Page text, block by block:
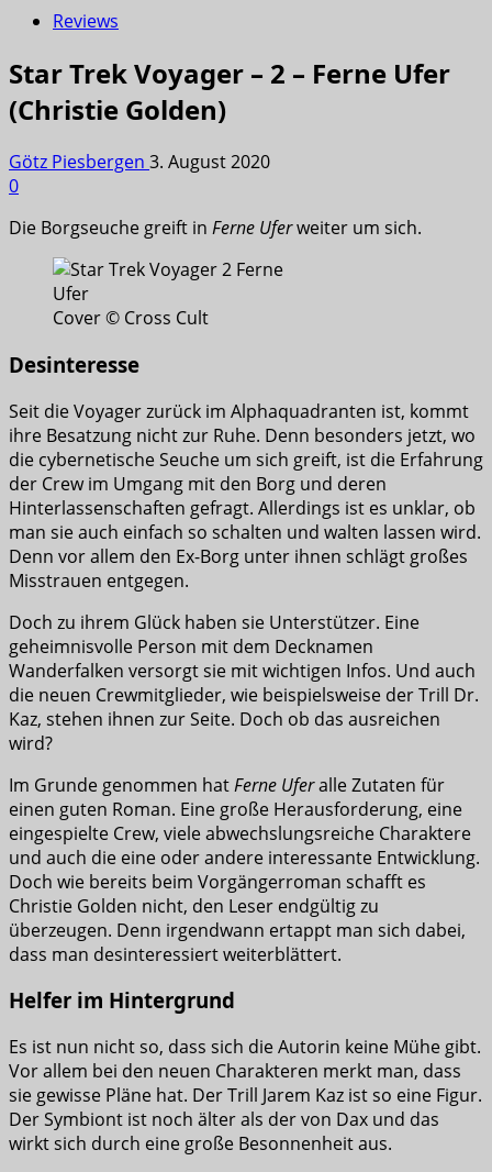
Reviews
Star Trek Voyager – 2 – Ferne Ufer
(Christie Golden)
Götz Piesbergen 3. August 2020
0
Die Borgseuche greift in Ferne Uferweiter um sich.
Cover © Cross Cult
Desinteresse
Seit die Voyager zurück im Alphaquadranten ist, kommt
ihre Besatzung nicht zur Ruhe. Denn besonders jetzt, wo
die cybernetische Seuche um sich greift, ist die Erfahrung
der Crew im Umgang mit den Borg und deren
Hinterlassenschaften gefragt. Allerdings ist es unklar, ob
man sie auch einfach so schalten und walten lassen wird.
Denn vor allem den Ex-Borg unter ihnen schlägt großes
Misstrauen entgegen.
Doch zu ihrem Glück haben sie Unterstützer. Eine
geheimnisvolle Person mit dem Decknamen
Wanderfalken versorgt sie mit wichtigen Infos. Und auch
die neuen Crewmitglieder, wie beispielsweise der Trill Dr.
Kaz, stehen ihnen zur Seite. Doch ob das ausreichen
wird?
Im Grunde genommen hatFerne Uferalle Zutaten für
einen guten Roman. Eine große Herausforderung, eine
eingespielte Crew, viele abwechslungsreiche Charaktere
und auch die eine oder andere interessante Entwicklung.
Doch wie bereits beim Vorgängerroman schafft es
Christie Golden nicht, den Leser endgültig zu
überzeugen. Denn irgendwann ertappt man sich dabei,
dass man desinteressiert weiterblättert.
Helfer im Hintergrund
Es ist nun nicht so, dass sich die Autorin keine Mühe gibt.
Vor allem bei den neuen Charakteren merkt man, dass
sie gewisse Pläne hat. Der Trill Jarem Kaz ist so eine Figur.
Der Symbiont ist noch älter als der von Dax und das
wirkt sich durch eine große Besonnenheit aus.